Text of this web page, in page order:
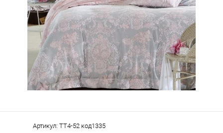
Артикул: TT4-52 код1335